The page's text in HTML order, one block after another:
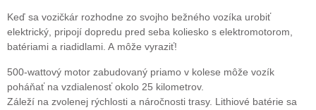
Keď sa vozičkár rozhodne zo svojho bežného vozíka urobiť
elektrický, pripojí dopredu pred seba koliesko s elektromotorom,
batériami a riadidlami. A môže vyraziť!
500-wattový motor zabudovaný priamo v kolese môže vozík
poháňať na vzdialenosť okolo 25 kilometrov.
Záleží na zvolenej rýchlosti a náročnosti trasy. Lithiové batérie sa